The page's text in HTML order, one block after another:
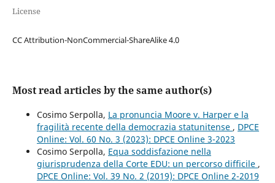
License
CC Attribution-NonCommercial-ShareAlike 4.0
Most read articles by the same author(s)
Cosimo Serpolla, La pronuncia Moore v. Harper e la
fragilità recente della democrazia statunitense , DPCE
Online: Vol. 60 No. 3 (2023): DPCE Online 3-2023
Cosimo Serpolla, Equa soddisfazione nella
giurisprudenza della Corte EDU: un percorso difficile ,
DPCE Online: Vol. 39 No. 2 (2019): DPCE Online 2-2019